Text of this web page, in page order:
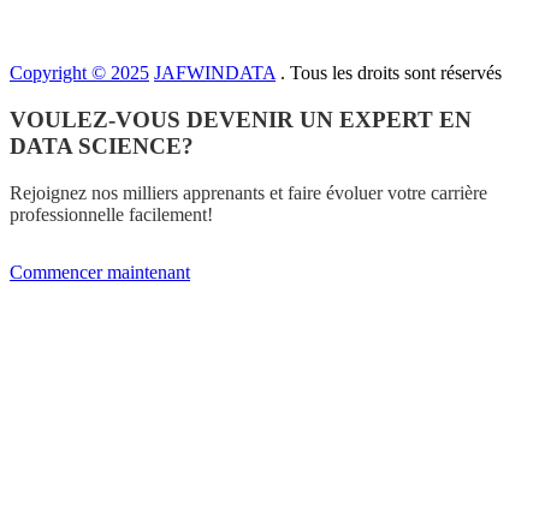
Copyright © 2025 JAFWINDATA . Tous les droits sont réservés
VOULEZ-VOUS DEVENIR UN EXPERT EN
DATA SCIENCE?
Rejoignez nos milliers apprenants et faire évoluer votre carrière
professionnelle facilement!
Commencer maintenant